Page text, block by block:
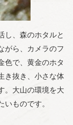
し、森のホタルと
がら、カメラのフ
色で、黄金のホタ
き抜き、小さな体
。大山の環境を大
ものです。